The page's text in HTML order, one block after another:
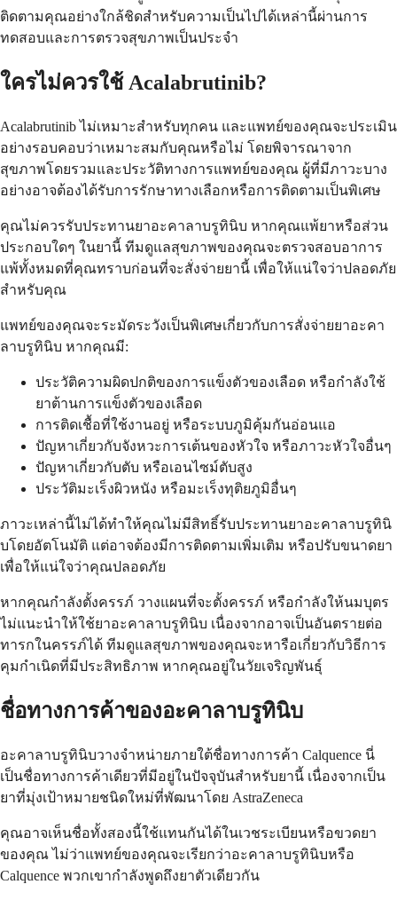
ติดตามคุณอย่างใกล้ชิดสำหรับความเป็นไปได้เหล่านี้ผ่านการ
ทดสอบและการตรวจสุขภาพเป็นประจำ
ใครไม่ควรใช้ Acalabrutinib?
Acalabrutinib ไม่เหมาะสำหรับทุกคน และแพทย์ของคุณจะประเมิน
อย่างรอบคอบว่าเหมาะสมกับคุณหรือไม่ โดยพิจารณาจาก
สุขภาพโดยรวมและประวัติทางการแพทย์ของคุณ ผู้ที่มีภาวะบาง
อย่างอาจต้องได้รับการรักษาทางเลือกหรือการติดตามเป็นพิเศษ
คุณไม่ควรรับประทานยาอะคาลาบรูทินิบ หากคุณแพ้ยาหรือส่วน
ประกอบใดๆ ในยานี้ ทีมดูแลสุขภาพของคุณจะตรวจสอบอาการ
แพ้ทั้งหมดที่คุณทราบก่อนที่จะสั่งจ่ายยานี้ เพื่อให้แน่ใจว่าปลอดภัย
สำหรับคุณ
แพทย์ของคุณจะระมัดระวังเป็นพิเศษเกี่ยวกับการสั่งจ่ายยาอะคา
ลาบรูทินิบ หากคุณมี:
ประวัติความผิดปกติของการแข็งตัวของเลือด หรือกำลังใช้
ยาต้านการแข็งตัวของเลือด
การติดเชื้อที่ใช้งานอยู่ หรือระบบภูมิคุ้มกันอ่อนแอ
ปัญหาเกี่ยวกับจังหวะการเต้นของหัวใจ หรือภาวะหัวใจอื่นๆ
ปัญหาเกี่ยวกับตับ หรือเอนไซม์ตับสูง
ประวัติมะเร็งผิวหนัง หรือมะเร็งทุติยภูมิอื่นๆ
ภาวะเหล่านี้ไม่ได้ทำให้คุณไม่มีสิทธิ์รับประทานยาอะคาลาบรูทินิ
บโดยอัตโนมัติ แต่อาจต้องมีการติดตามเพิ่มเติม หรือปรับขนาดยา
เพื่อให้แน่ใจว่าคุณปลอดภัย
หากคุณกำลังตั้งครรภ์ วางแผนที่จะตั้งครรภ์ หรือกำลังให้นมบุตร
ไม่แนะนำให้ใช้ยาอะคาลาบรูทินิบ เนื่องจากอาจเป็นอันตรายต่อ
ทารกในครรภ์ได้ ทีมดูแลสุขภาพของคุณจะหารือเกี่ยวกับวิธีการ
คุมกำเนิดที่มีประสิทธิภาพ หากคุณอยู่ในวัยเจริญพันธุ์
ชื่อทางการค้าของอะคาลาบรูทินิบ
อะคาลาบรูทินิบวางจำหน่ายภายใต้ชื่อทางการค้า Calquence นี่
เป็นชื่อทางการค้าเดียวที่มีอยู่ในปัจจุบันสำหรับยานี้ เนื่องจากเป็น
ยาที่มุ่งเป้าหมายชนิดใหม่ที่พัฒนาโดย AstraZeneca
คุณอาจเห็นชื่อทั้งสองนี้ใช้แทนกันได้ในเวชระเบียนหรือขวดยา
ของคุณ ไม่ว่าแพทย์ของคุณจะเรียกว่าอะคาลาบรูทินิบหรือ
Calquence พวกเขากำลังพูดถึงยาตัวเดียวกัน